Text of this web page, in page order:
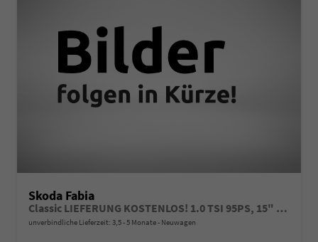
Skoda Fabia
Classic LIEFERUNG KOSTENLOS! 1.0 TSI 95PS, 15" ALU, LED-Scheinwerfer, M-Lederlenkrad, Nebelscheinwerfer, Parksensoren vorne + hinten, Rückfahrkamera, Sitzheizung, Tempomat, Klimaanlage, Infotainment 8"+Wireless SmartLink, Fußmatten, Mittelarmlehne
unverbindliche Lieferzeit: 3,5 - 5 Monate Neuwagen